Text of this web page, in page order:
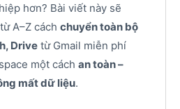
hơn? Bài viết này sẽ
A–Z cách chuyển toàn bộ
Drivetừ Gmail miễn phí
một cách an toàn –
mất dữ liệu.